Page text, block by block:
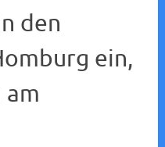
den
ein,